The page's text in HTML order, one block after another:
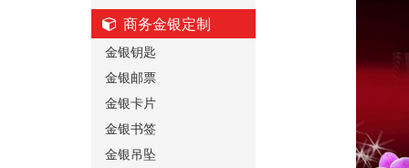
商务金银定制
金银钥匙
金银邮票
金银卡片
金银书签
金银吊坠